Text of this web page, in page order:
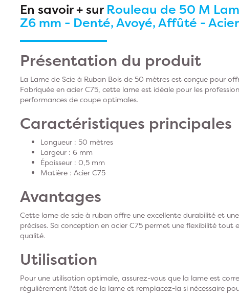
En savoir + sur Rouleau de 50 M
Z6 mm - Denté, Avoyé, Affûté -
Présentation du produit
La Lame de Scie à Ruban Bois de 50 mètres est conçue pour
Fabriquée en acier C75, cette lame est idéale pour les
performances de coupe optimales.
Caractéristiques principales
Longueur : 50 mètres
Largeur : 6 mm
Épaisseur : 0,5 mm
Matière : Acier C75
Avantages
Cette lame de scie à ruban offre une excellente durabilité et
précises. Sa conception en acier C75 permet une flexibilité
qualité.
Utilisation
Pour une utilisation optimale, assurez-vous que la lame est
régulièrement l'état de la lame et remplacez-la si nécessaire